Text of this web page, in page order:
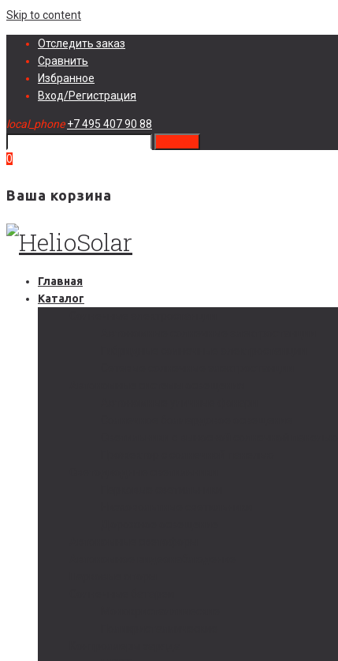
Skip to content
Отследить заказ
Сравнить
Избранное
Вход/Регистрация
local_phone +7 495 407 90 88
0
Ваша корзина
Главная
Каталог